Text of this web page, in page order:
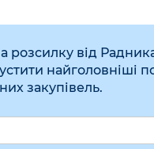
розсилку від
найголовніші
закупівель.